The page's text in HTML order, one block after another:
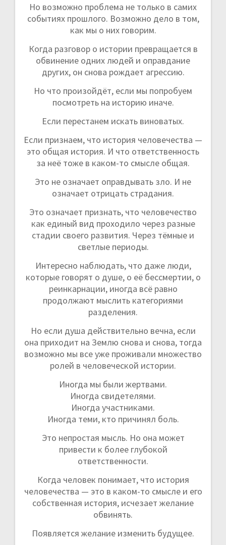
Но возможно проблема не только в самих
событиях прошлого. Возможно дело в том,
как мы о них говорим.
Когда разговор о истории превращается в
обвинение одних людей и оправдание
других, он снова рождает агрессию.
Но что произойдёт, если мы попробуем
посмотреть на историю иначе.
Если перестанем искать виноватых.
Если признаем, что история человечества —
это общая история. И что ответственность
за неё тоже в каком-то смысле общая.
Это не означает оправдывать зло. И не
означает отрицать страдания.
Это означает признать, что человечество
как единый вид проходило через разные
стадии своего развития. Через тёмные и
светлые периоды.
Интересно наблюдать, что даже люди,
которые говорят о душе, о её бессмертии, о
реинкарнации, иногда всё равно
продолжают мыслить категориями
разделения.
Но если душа действительно вечна, если
она приходит на Землю снова и снова, тогда
возможно мы все уже проживали множество
ролей в человеческой истории.
Иногда мы были жертвами.
Иногда свидетелями.
Иногда участниками.
Иногда теми, кто причинял боль.
Это непростая мысль. Но она может
привести к более глубокой
ответственности.
Когда человек понимает, что история
человечества — это в каком-то смысле и его
собственная история, исчезает желание
обвинять.
Появляется желание изменить будущее.